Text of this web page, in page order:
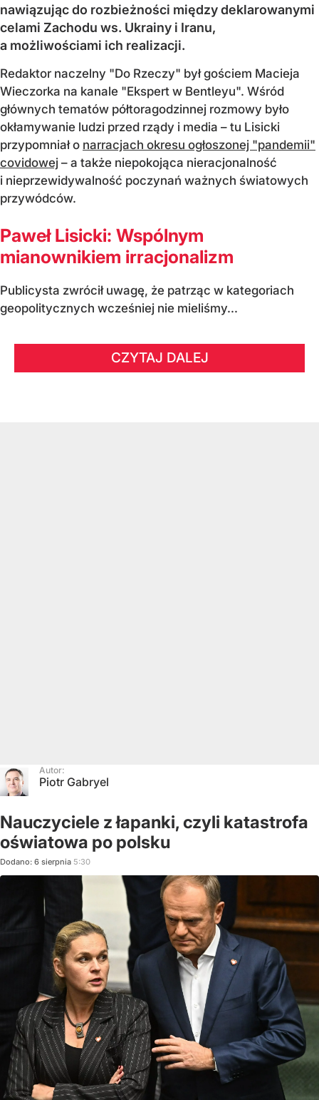
nawiązując do rozbieżności między deklarowanymi
celami Zachodu ws. Ukrainy i Iranu,
a możliwościami ich realizacji.
Redaktor naczelny "Do Rzeczy" był gościem Macieja
Wieczorka na kanale "Ekspert w Bentleyu". Wśród
głównych tematów półtoragodzinnej rozmowy było
okłamywanie ludzi przed rządy i media – tu Lisicki
przypomniał o narracjach okresu ogłoszonej "pandemii"
covidowej – a także niepokojąca nieracjonalność
i nieprzewidywalność poczynań ważnych światowych
przywódców.
Paweł Lisicki: Wspólnym
mianownikiem irracjonalizm
Publicysta zwrócił uwagę, że patrząc w kategoriach
geopolitycznych wcześniej nie mieliśmy...
CZYTAJ DALEJ
Autor:
Piotr Gabryel
Nauczyciele z łapanki, czyli katastrofa
oświatowa po polsku
Dodano: 6 sierpnia 5:30